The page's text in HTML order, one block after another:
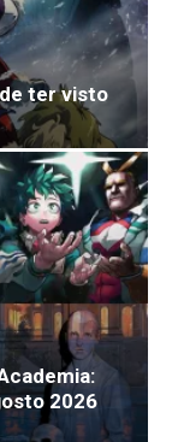
ter visto
2026